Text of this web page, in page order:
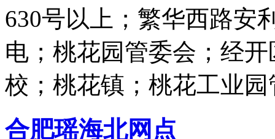
630号以上；繁华西路安
电；桃花园管委会；经
校；桃花镇；桃花工业
合肥瑶海北网点